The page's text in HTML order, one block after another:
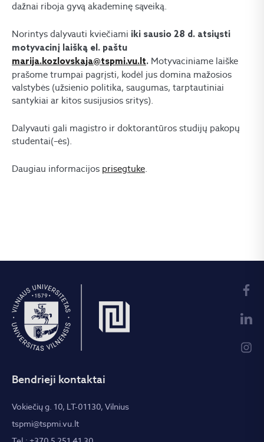
dažnai riboja gyvą akademinę sąveiką.
Norintys dalyvauti kviečiami iki sausio 28 d. atsiųsti
motyvacinį laišką el. paštu
marija.kozlovskaja@tspmi.vu.lt. Motyvaciniame laiške
prašome trumpai pagrįsti, kodėl jus domina mažosios
valstybės (užsienio politika, saugumas, tarptautiniai
santykiai ar kitos susijusios sritys).
Dalyvauti gali magistro ir doktorantūros studijų pakopų
studentai(–ės).
Daugiau informacijos prisegtuke.
Bendrieji kontaktai
Vokiečių g. 10, LT-01130, Vilnius
tspmi@tspmi.vu.lt